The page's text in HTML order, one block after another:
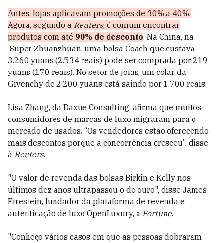
Antes, lojas aplicavam promoções de 30% a 40%.
Agora, segundo a Reuters, é comum encontrar
produtos com até 90% de desconto. Na China, na
Super Zhuanzhuan, uma bolsa Coach que custava
3.260 yuans (2.534 reais) pode ser comprada por 219
yuans (170 reais). No setor de joias, um colar da
Givenchy de 2.200 yuans está saindo por 1.700 reais.
Lisa Zhang, da Daxue Consulting, afirma que muitos
consumidores de marcas de luxo migraram para o
mercado de usados. “Os vendedores estão oferecendo
mais descontos porque a concorrência cresceu”, disse
à Reuters.
"O valor de revenda das bolsas Birkin e Kelly nos
últimos dez anos ultrapassou o do ouro", disse James
Firestein, fundador da plataforma de revenda e
autenticação de luxo OpenLuxury, à Fortune.
"Conheço vários casos em que as pessoas dobraram